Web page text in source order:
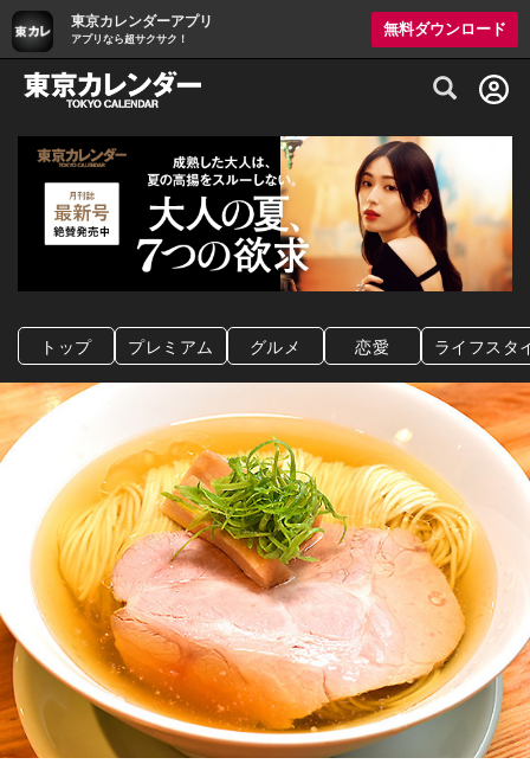
東京カレンダーアプリ
アプリなら超サクサク！
無料ダウンロード
グルメ情報・プレミアムレストラン予約
トップ プレミアム グルメ 恋愛 ライフスタ